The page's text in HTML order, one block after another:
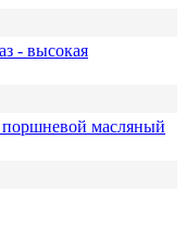
- высокая
масляный